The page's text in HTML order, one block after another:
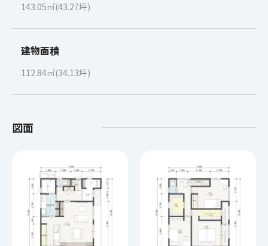
143.05㎡(43.27坪)
建物面積
112.84㎡(34.13坪)
図面